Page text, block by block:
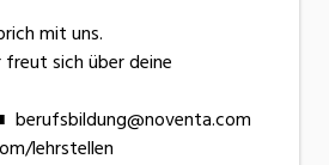
mit uns.
freut sich über deine
berufsbildung@noventa.com
lehrstellen